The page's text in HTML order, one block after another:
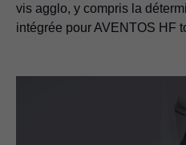
vis agglo, y compris la
intégrée pour AVENTOS HF